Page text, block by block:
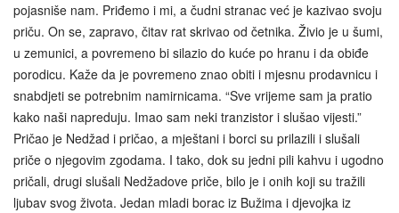
pojasniše nam. Priđemo i mi, a čudni stranac već je kazivao svoju
priču. On se, zapravo, čitav rat skrivao od četnika. Živio je u šumi,
u zemunici, a povremeno bi silazio do kuće po hranu i da obiđe
porodicu. Kaže da je povremeno znao obiti i mjesnu prodavnicu i
snabdjeti se potrebnim namirnicama. “Sve vrijeme sam ja pratio
kako naši napreduju. Imao sam neki tranzistor i slušao vijesti.”
Pričao je Nedžad i pričao, a mještani i borci su prilazili i slušali
priče o njegovim zgodama. I tako, dok su jedni pili kahvu i ugodno
pričali, drugi slušali Nedžadove priče, bilo je i onih koji su tražili
ljubav svog života. Jedan mladi borac iz Bužima i djevojka iz